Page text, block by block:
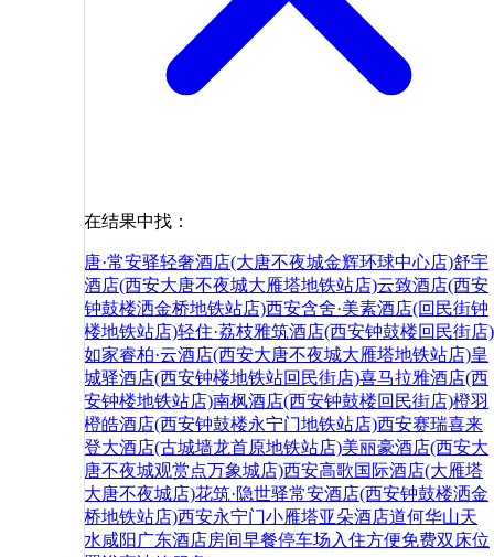
在结果中找：
唐·常安驿轻奢酒店(大唐不夜城金辉环球中心店)舒宇
酒店(西安大唐不夜城大雁塔地铁站店)云致酒店(西安
钟鼓楼洒金桥地铁站店)西安含舍·美素酒店(回民街钟
楼地铁站店)轻住·荔枝雅筑酒店(西安钟鼓楼回民街店)
如家睿柏·云酒店(西安大唐不夜城大雁塔地铁站店)皇
城驿酒店(西安钟楼地铁站回民街店)喜马拉雅酒店(西
安钟楼地铁站店)南枫酒店(西安钟鼓楼回民街店)橙羽
橙皓酒店(西安钟鼓楼永宁门地铁站店)西安赛瑞喜来
登大酒店(古城墙龙首原地铁站店)美丽豪酒店(西安大
唐不夜城观赏点万象城店)西安高歌国际酒店(大雁塔
大唐不夜城店)花筑·隐世驿常安酒店(西安钟鼓楼洒金
桥地铁站店)西安永宁门小雁塔亚朵酒店道何华山天
水咸阳 广东酒店房间早餐停车场 入住方便免费双床位